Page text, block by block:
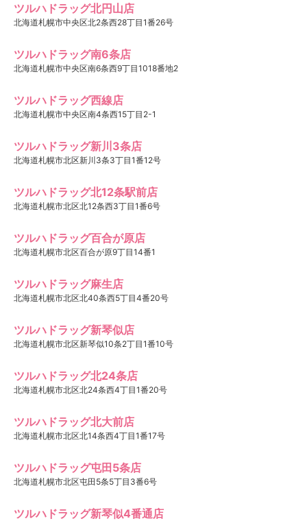
ツルハドラッグ北円山店
北海道札幌市中央区北2条西28丁目1番26号
ツルハドラッグ南6条店
北海道札幌市中央区南6条西9丁目1018番地2
ツルハドラッグ西線店
北海道札幌市中央区南4条西15丁目2-1
ツルハドラッグ新川3条店
北海道札幌市北区新川3条3丁目1番12号
ツルハドラッグ北12条駅前店
北海道札幌市北区北12条西3丁目1番6号
ツルハドラッグ百合が原店
北海道札幌市北区百合が原9丁目14番1
ツルハドラッグ麻生店
北海道札幌市北区北40条西5丁目4番20号
ツルハドラッグ新琴似店
北海道札幌市北区新琴似10条2丁目1番10号
ツルハドラッグ北24条店
北海道札幌市北区北24条西4丁目1番20号
ツルハドラッグ北大前店
北海道札幌市北区北14条西4丁目1番17号
ツルハドラッグ屯田5条店
北海道札幌市北区屯田5条5丁目3番6号
ツルハドラッグ新琴似4番通店